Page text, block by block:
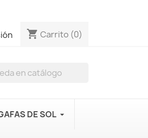
shopping_cart Carrito (0)
DE SOL